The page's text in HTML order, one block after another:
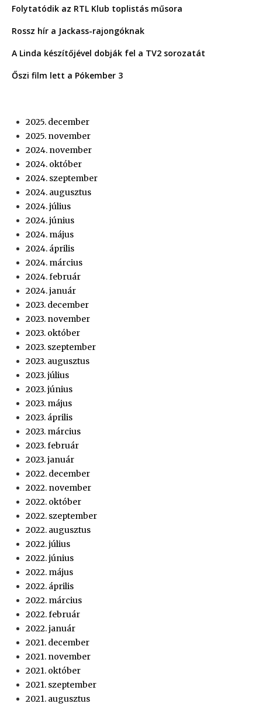
Folytatódik az RTL Klub toplistás műsora
Rossz hír a Jackass-rajongóknak
A Linda készítőjével dobják fel a TV2 sorozatát
Őszi film lett a Pókember 3
2025. december
2025. november
2024. november
2024. október
2024. szeptember
2024. augusztus
2024. július
2024. június
2024. május
2024. április
2024. március
2024. február
2024. január
2023. december
2023. november
2023. október
2023. szeptember
2023. augusztus
2023. július
2023. június
2023. május
2023. április
2023. március
2023. február
2023. január
2022. december
2022. november
2022. október
2022. szeptember
2022. augusztus
2022. július
2022. június
2022. május
2022. április
2022. március
2022. február
2022. január
2021. december
2021. november
2021. október
2021. szeptember
2021. augusztus